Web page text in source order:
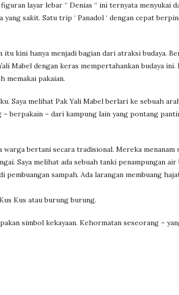
layar lebar “ Denias “ ini ternyata menyukai
sakit. Satu trip ‘ Panadol ‘ dengan cepat
kini hanya menjadi bagian dari atraksi budaya.
Mabel dengan keras mempertahankan budaya
memakai pakaian.
Saya melihat Pak Yali Mabel berlari ke sebuah
– berpakain – dari kampung lain yang pontang
bertani secara tradisional. Mereka menanam
Saya melihat ada sebuah tanki penampungan
sampah. Ada larangan membuang
Kus atau burung burung.
simbol kekayaan. Kehormatan seseorang –